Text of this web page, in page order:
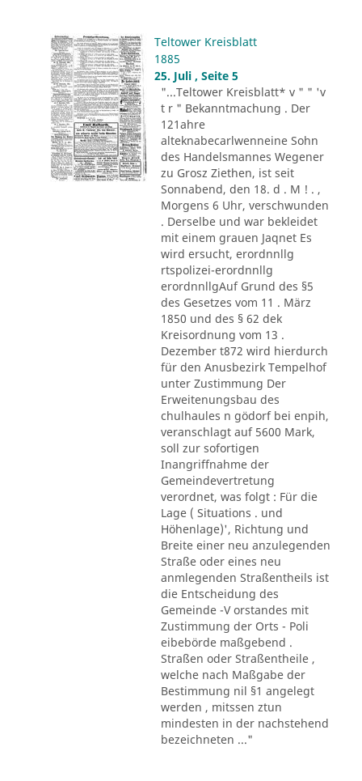
Teltower Kreisblatt
1885
25. Juli , Seite 5
"...Teltower Kreisblatt* v " " 'v
t r " Bekanntmachung . Der
121ahre
alteknabecarlwenneine Sohn
des Handelsmannes Wegener
zu Grosz Ziethen, ist seit
Sonnabend, den 18. d . M ! . ,
Morgens 6 Uhr, verschwunden
. Derselbe und war bekleidet
mit einem grauen Jaqnet Es
wird ersucht, erordnnllg
rtspolizei-erordnnllg
erordnnllgAuf Grund des §5
des Gesetzes vom 11 . März
1850 und des § 62 dek
Kreisordnung vom 13 .
Dezember t872 wird hierdurch
für den Anusbezirk Tempelhof
unter Zustimmung Der
Erweitenungsbau des
chulhaules n gödorf bei enpih,
veranschlagt auf 5600 Mark,
soll zur sofortigen
Inangriffnahme der
Gemeindevertretung
verordnet, was folgt : Für die
Lage ( Situations . und
Höhenlage)', Richtung und
Breite einer neu anzulegenden
Straße oder eines neu
anmlegenden Straßentheils ist
die Entscheidung des
Gemeinde -V orstandes mit
Zustimmung der Orts - Poli
eibebörde maßgebend .
Straßen oder Straßentheile ,
welche nach Maßgabe der
Bestimmung nil §1 angelegt
werden , mitssen ztun
mindesten in der nachstehend
bezeichneten ..."